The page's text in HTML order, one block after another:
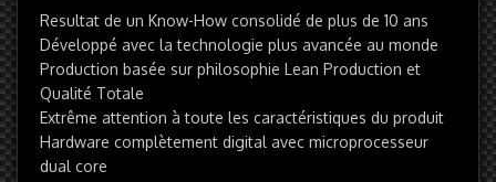
Resultat de un Know-How consolidé de plus de 10 ans
Développé avec la technologie plus avancée au monde
Production basée sur philosophie Lean Production et
Qualité Totale
Extrême attention à toute les caractéristiques du produit
Hardware complètement digital avec microprocesseur
dual core